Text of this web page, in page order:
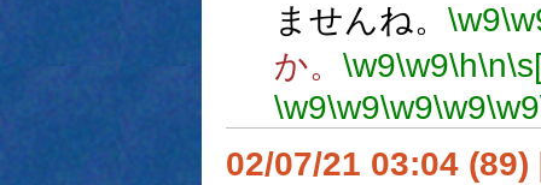
ませんね。 \w9
か。 \w9\w9\h\n
\w9\w9\w9\w9\w9
02/07/21 03:04 (89)